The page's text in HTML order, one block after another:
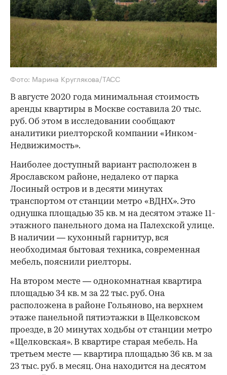
Фото: Марина Круглякова/ТАСС
В августе 2020 года минимальная стоимость
аренды квартиры в Москве составила 20 тыс.
руб. Об этом в исследовании сообщают
аналитики риелторской компании «Инком-
Недвижимость».
Наиболее доступный вариант расположен в
Ярославском районе, недалеко от парка
Лосиный остров и в десяти минутах
транспортом от станции метро «ВДНХ». Это
однушка площадью 35 кв. м на десятом этаже 11-
этажного панельного дома на Палехской улице.
В наличии — кухонный гарнитур, вся
необходимая бытовая техника, современная
мебель, пояснили риелторы.
На втором месте — однокомнатная квартира
площадью 34 кв. м за 22 тыс. руб. Она
расположена в районе Гольяново, на верхнем
этаже панельной пятиэтажки в Щелковском
проезде, в 20 минутах ходьбы от станции метро
«Щелковская». В квартире старая мебель. На
третьем месте — квартира площадью 36 кв. м за
23 тыс. руб. в месяц. Она находится на десятом